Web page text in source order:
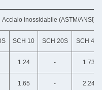
Acciaio inossidabile (ASTM/ANSI)
SCH 10 SCH 20S SCH 40S
1.24 - 1.73
1.65 - 2.24